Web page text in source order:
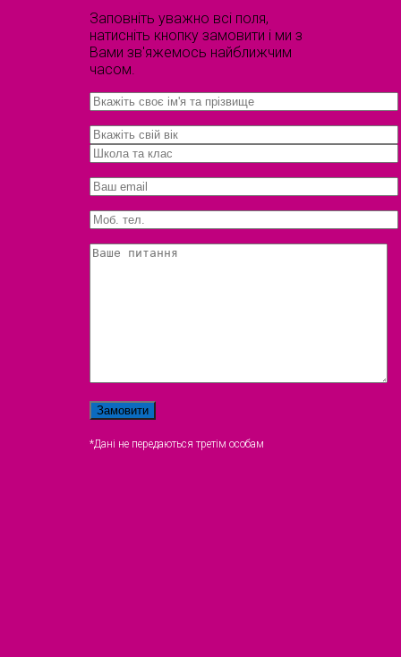
Заповніть уважно всі поля,
натисніть кнопку замовити і ми з
Вами зв'яжемось найближчим
часом.
*Дані не передаються третім особам